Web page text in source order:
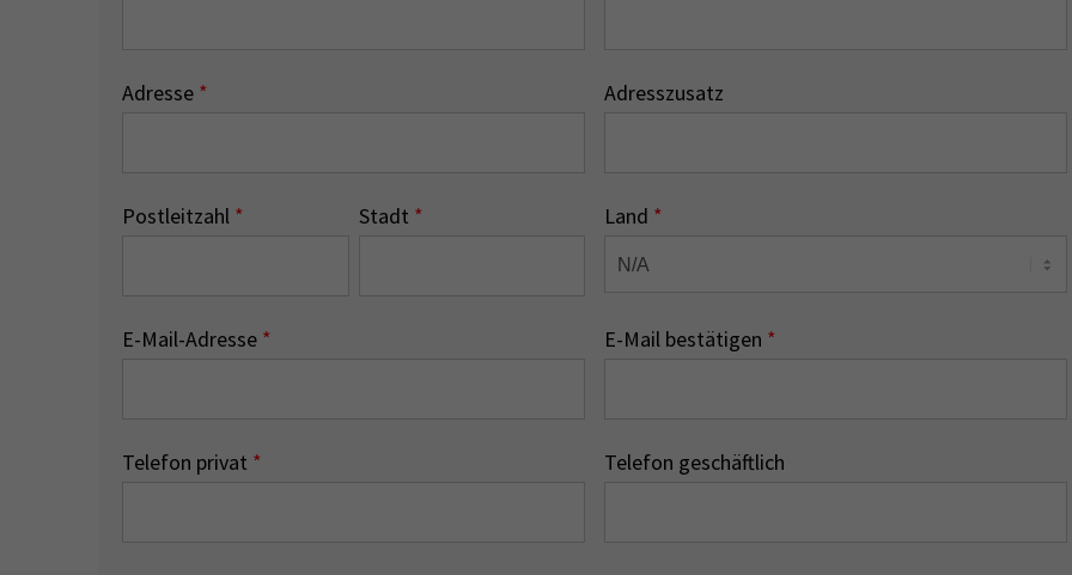
Adresse * Adresszusatz
Postleitzahl * Stadt * Land *
E-Mail-Adresse * E-Mail bestätigen *
Telefon privat * Telefon geschäftlich